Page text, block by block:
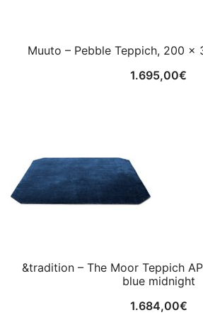
Muuto – Pebble Teppich, 200 x
1.695,00€
&tradition – The Moor Teppich
blue midnight
1.684,00€